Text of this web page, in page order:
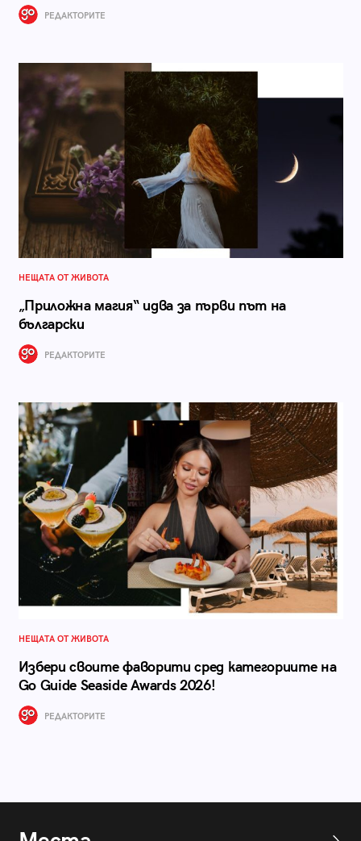
РЕДАКТОРИТЕ
НЕЩАТА ОТ ЖИВОТА
„Приложна магия“ идва за първи път на
български
РЕДАКТОРИТЕ
НЕЩАТА ОТ ЖИВОТА
Избери своите фаворити сред категориите на
Go Guide Seaside Awards 2026!
РЕДАКТОРИТЕ